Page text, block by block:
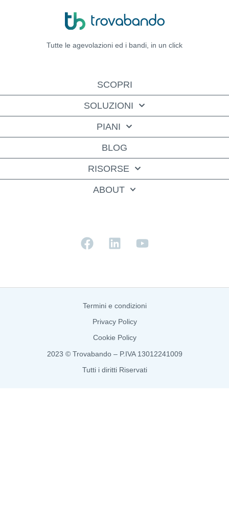
Tutte le agevolazioni ed i bandi, in un click
SCOPRI
SOLUZIONI
PIANI
BLOG
RISORSE
ABOUT
Termini e condizioni
Privacy Policy
Cookie Policy
2023 © Trovabando – P.IVA 13012241009
Tutti i diritti Riservati